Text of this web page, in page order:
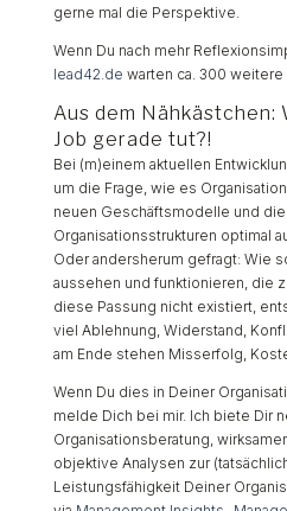
gerne mal die Perspektive.
Wenn Du nach mehr
lead42.de warten ca. 300 weitere
Aus dem Nähkästchen:
Job gerade tut?!
Bei (m)einem aktuellen
um die Frage, wie es
neuen Geschäftsmodelle und
Organisationsstrukturen optimal
Oder andersherum gefragt: Wie
aussehen und funktionieren, die
diese Passung nicht existiert,
viel Ablehnung, Widerstand,
am Ende stehen Misserfolg,
Wenn Du dies in Deiner
melde Dich bei mir. Ich biete Dir
Organisationsberatung,
objektive Analysen zur
Leistungsfähigkeit Deiner